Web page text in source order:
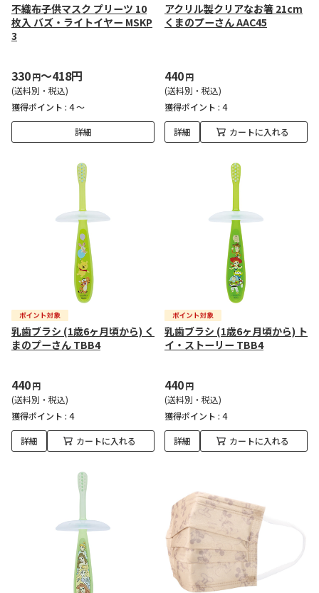
不織布子供マスク プリーツ 10
枚入 バズ・ライトイヤー MSKP
3
330円～418円
(送料別・税込)
獲得ポイント : 4 ～
詳細
アクリル製クリアなお箸 21cm
くまのプーさん AAC45
440円
(送料別・税込)
獲得ポイント : 4
詳細 カートに入れる
乳歯ブラシ (1歳6ヶ月頃から) く
まのプーさん TBB4
440円
(送料別・税込)
獲得ポイント : 4
詳細 カートに入れる
乳歯ブラシ (1歳6ヶ月頃から) ト
イ・ストーリー TBB4
440円
(送料別・税込)
獲得ポイント : 4
詳細 カートに入れる